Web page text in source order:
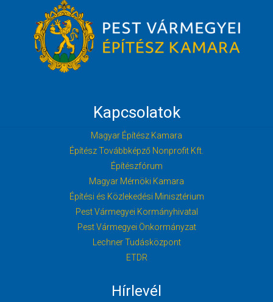
Kapcsolatok
Magyar Építész Kamara
Építész Továbbképző Nonprofit Kft.
Építészfórum
Magyar Mérnöki Kamara
Építési és Közlekedési Minisztérium
Pest Vármegyei Kormányhivatal
Pest Vármegyei Önkormányzat
Lechner Tudásközpont
ETDR
Hírlevél